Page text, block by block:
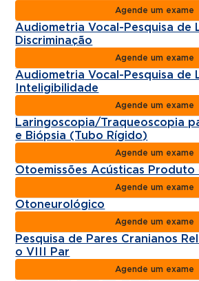
Agende um exame
Audiometria Vocal-Pesquisa de
Discriminação
Agende um exame
Audiometria Vocal-Pesquisa de
Inteligibilidade
Agende um exame
Laringoscopia/Traqueoscopia
e Biópsia (Tubo Rígido)
Agende um exame
Otoemissões Acústicas Produto
Agende um exame
Otoneurológico
Agende um exame
Pesquisa de Pares Cranianos
o VIII Par
Agende um exame